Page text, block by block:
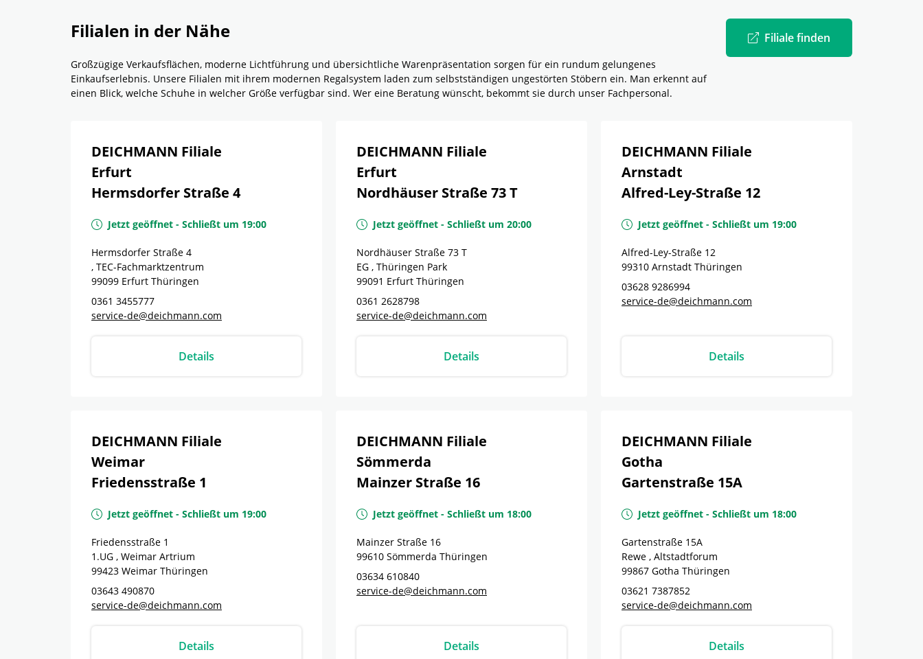
Filialen in der Nähe
Großzügige Verkaufsflächen, moderne Lichtführung und übersichtliche Warenpräsentation sorgen für ein rundum gelungenes
Einkaufserlebnis. Unsere Filialen mit ihrem modernen Regalsystem laden zum selbstständigen ungestörten Stöbern ein. Man erkennt auf
einen Blick, welche Schuhe in welcher Größe verfügbar sind. Wer eine Beratung wünscht, bekommt sie durch unser Fachpersonal.
Filiale finden
DEICHMANN Filiale
Erfurt
Hermsdorfer Straße 4
Jetzt geöffnet - Schließt um 19:00
Hermsdorfer Straße 4
, TEC-Fachmarktzentrum
99099 Erfurt Thüringen
0361 3455777
service-de@deichmann.com
Details
DEICHMANN Filiale
Erfurt
Nordhäuser Straße 73 T
Jetzt geöffnet - Schließt um 20:00
Nordhäuser Straße 73 T
EG , Thüringen Park
99091 Erfurt Thüringen
0361 2628798
service-de@deichmann.com
Details
DEICHMANN Filiale
Arnstadt
Alfred-Ley-Straße 12
Jetzt geöffnet - Schließt um 19:00
Alfred-Ley-Straße 12
99310 Arnstadt Thüringen
03628 9286994
service-de@deichmann.com
Details
DEICHMANN Filiale
Weimar
Friedensstraße 1
Jetzt geöffnet - Schließt um 19:00
Friedensstraße 1
1.UG , Weimar Artrium
99423 Weimar Thüringen
03643 490870
service-de@deichmann.com
Details
DEICHMANN Filiale
Sömmerda
Mainzer Straße 16
Jetzt geöffnet - Schließt um 18:00
Mainzer Straße 16
99610 Sömmerda Thüringen
03634 610840
service-de@deichmann.com
Details
DEICHMANN Filiale
Gotha
Gartenstraße 15A
Jetzt geöffnet - Schließt um 18:00
Gartenstraße 15A
Rewe , Altstadtforum
99867 Gotha Thüringen
03621 7387852
service-de@deichmann.com
Details